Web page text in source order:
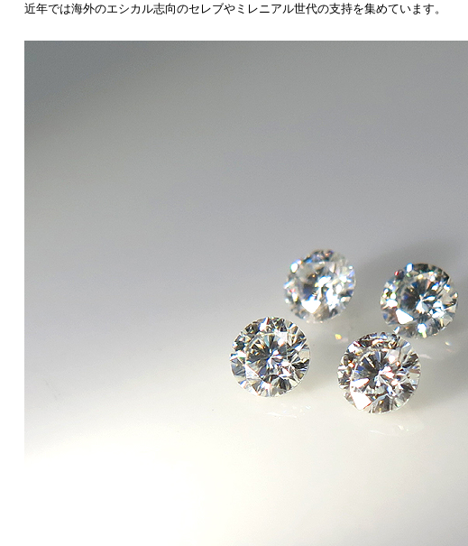
近年では海外のエシカル志向のセレブやミレニアル世代の支持を集めています。